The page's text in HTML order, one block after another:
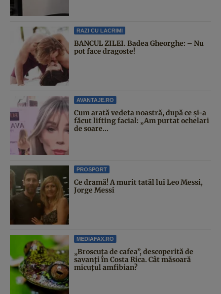
RAZI CU LACRIMI
BANCUL ZILEI. Badea Gheorghe: – Nu
pot face dragoste!
AVANTAJE.RO
Cum arată vedeta noastră, după ce și-a
făcut lifting facial: „Am purtat ochelari
de soare...
PROSPORT
Ce dramă! A murit tatăl lui Leo Messi,
Jorge Messi
MEDIAFAX.RO
„Broscuța de cafea”, descoperită de
savanți în Costa Rica. Cât măsoară
micuțul amfibian?